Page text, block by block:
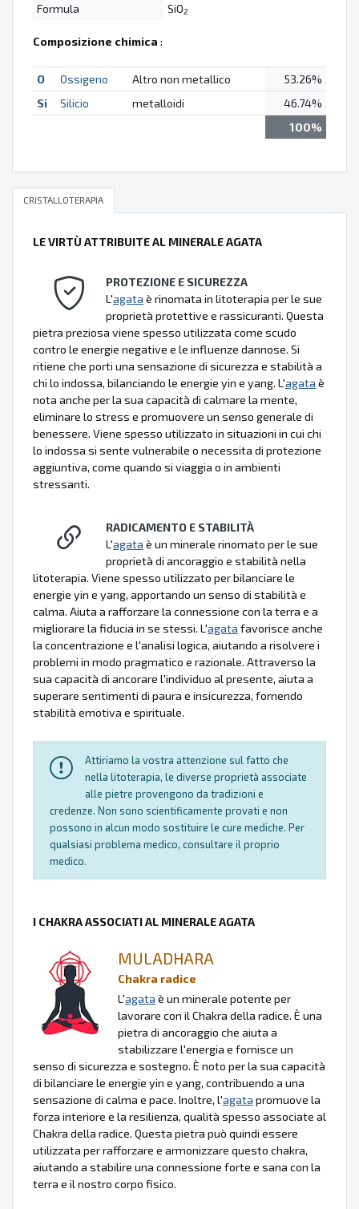
Formula
SiO2
Composizione chimica :
O Ossigeno Altro non metallico
53.26%
Si
Silicio metalloidi
46.74%
100%
CRISTALLOTERAPIA
LE VIRTÙ ATTRIBUITE AL MINERALE AGATA
PROTEZIONE E SICUREZZA
L'agata è rinomata in litoterapia per le sue
proprietà protettive e rassicuranti. Questa
pietra preziosa viene spesso utilizzata come scudo
contro le energie negative e le influenze dannose. Si
ritiene che porti una sensazione di sicurezza e stabilità a
chi lo indossa, bilanciando le energie yin e yang. L'agata è
nota anche per la sua capacità di calmare la mente,
eliminare lo stress e promuovere un senso generale di
benessere. Viene spesso utilizzato in situazioni in cui chi
lo indossa si sente vulnerabile o necessita di protezione
aggiuntiva, come quando si viaggia o in ambienti
stressanti.
RADICAMENTO E STABILITÀ
L'agata è un minerale rinomato per le sue
proprietà di ancoraggio e stabilità nella
litoterapia. Viene spesso utilizzato per bilanciare le
energie yin e yang, apportando un senso di stabilità e
calma. Aiuta a rafforzare la connessione con la terra e a
migliorare la fiducia in se stessi. L'agata favorisce anche
la concentrazione e l'analisi logica, aiutando a risolvere i
problemi in modo pragmatico e razionale. Attraverso la
sua capacità di ancorare l'individuo al presente, aiuta a
superare sentimenti di paura e insicurezza, fornendo
stabilità emotiva e spirituale.
Attiriamo la vostra attenzione sul fatto che
nella litoterapia, le diverse proprietà associate
alle pietre provengono da tradizioni e
credenze. Non sono scientificamente provati e non
possono in alcun modo sostituire le cure mediche. Per
qualsiasi problema medico, consultare il proprio
medico.
I CHAKRA ASSOCIATI AL MINERALE AGATA
MULADHARA
Chakra radice
L'agata è un minerale potente per
lavorare con il Chakra della radice. È una
pietra di ancoraggio che aiuta a
stabilizzare l'energia e fornisce un
senso di sicurezza e sostegno. È noto per la sua capacità
di bilanciare le energie yin e yang, contribuendo a una
sensazione di calma e pace. Inoltre, l'agata promuove la
forza interiore e la resilienza, qualità spesso associate al
Chakra della radice. Questa pietra può quindi essere
utilizzata per rafforzare e armonizzare questo chakra,
aiutando a stabilire una connessione forte e sana con la
terra e il nostro corpo fisico.